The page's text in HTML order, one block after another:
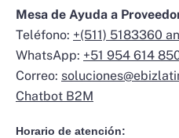
Mesa de Ayuda a
Teléfono: +(511) 5183360
WhatsApp: +51 954 614
Correo:
Chatbot B2M
Horario de atención: